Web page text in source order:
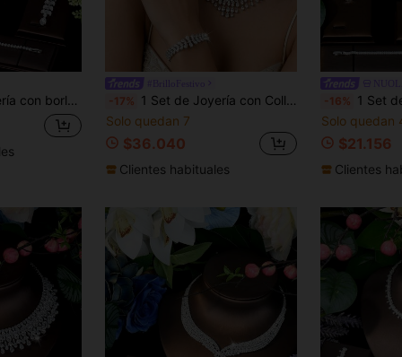
como regalo del Día de San Valentín para mujeres -17% 1 Set de Joyería con Collar, Pendientes, Anillo y Pulsera de Tono Plateado con Circonita Cúbica (CZ) de Corte Mixto y Borlas, Conjunto Lujoso y Brillante a Juego Adecuado para Bodas, Celebraciones, Eventos de Alfombra Roja y Cenas Formales
Solo quedan 7
$36.040
Clientes habituales
-16% 1 Set de Joyería Completo Estilo Minimalista INS con Piedra
Solo quedan
$21.156
Clientes